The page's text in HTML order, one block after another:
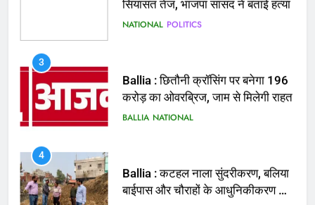
Ballia : छितौनी क्रॉसिंग पर बनेगा 196
करोड़ का ओवरब्रिज, जाम से मिलेगी राहत
4
Ballia : कटहल नाला सुंदरीकरण, बलिया
बाईपास और चौराहों के आधुनिकीकरण की
5
Ballia : मरम्मत व नवीनीकरण के लिये